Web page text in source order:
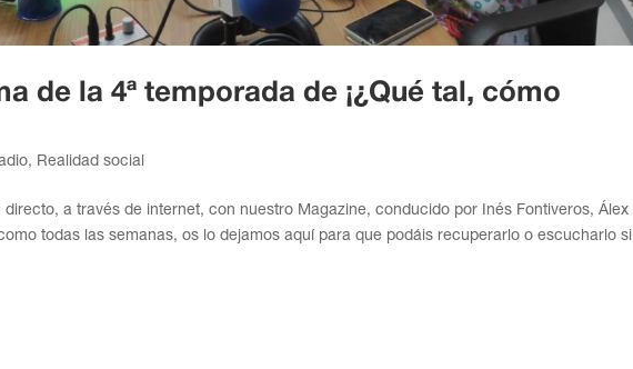
de la 4ª temporada de ¡¿Qué tal, cómo
, Realidad social
a través de internet, con nuestro Magazine, conducido por Inés Fontiveros, Álex
todas las semanas, os lo dejamos aquí para que podáis recuperarlo o escucharlo si